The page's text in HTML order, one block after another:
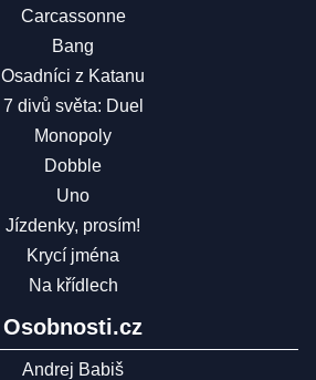
Carcassonne
Bang
Osadníci z Katanu
7 divů světa: Duel
Monopoly
Dobble
Uno
Jízdenky, prosím!
Krycí jména
Na křídlech
Osobnosti.cz
Andrej Babiš